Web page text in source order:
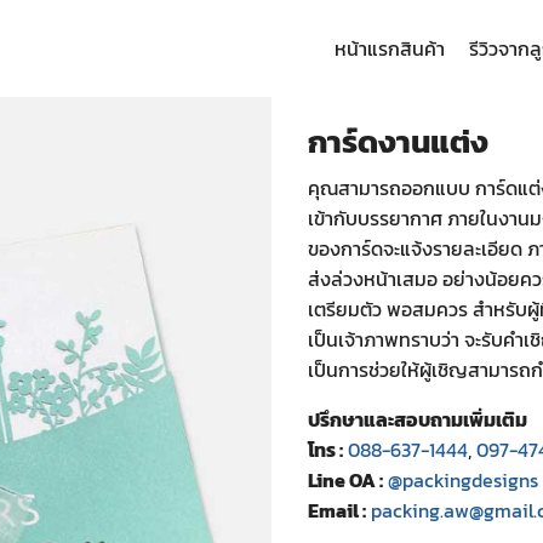
หน้าแรกสินค้า รีวิวจาก
การ์ดงานแต่ง
คุณสามารถออกแบบ การ์ดแต่
เข้ากับบรรยากาศ ภายในง
ของการ์ดจะแจ้งรายละเอีย
ส่งล่วงหน้าเสมอ อย่างน้อยค
เตรียมตัว พอสมควร สำหรับ
เป็นเจ้าภาพทราบว่า จะรับค
เป็นการช่วยให้ผู้เชิญสามารถ
ปรึกษาและสอบถามเพิ่มเติม
โทร :088-637-1444,097-
Line OA :@packingdesigns
Email :